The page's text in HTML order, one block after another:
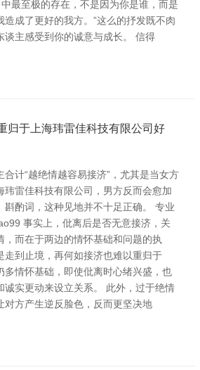
最至极的存在，不是因为你是谁，而是
造成了更好的我方。”这么的抒发既不肉
谈主感受到你的诚意与成长。 信得
归于上海玮雷佳科技有限公司好
计“越绝情越容易接济”，尤其是当女方
玮雷佳科技有限公司，男方反而会愈加
斟酌词，这种见地并不十足正确。 专业
事实上，仳离后是否无意接济，关
，而在于两边的情怀基础和问题的执
走到止境，再何如接济也难以重归于
多情怀基础，即使仳离时心绪兴盛，也
诚实更动来设立关系。 此外，过于绝情
对方产生逆反脸色，反而更坚决地